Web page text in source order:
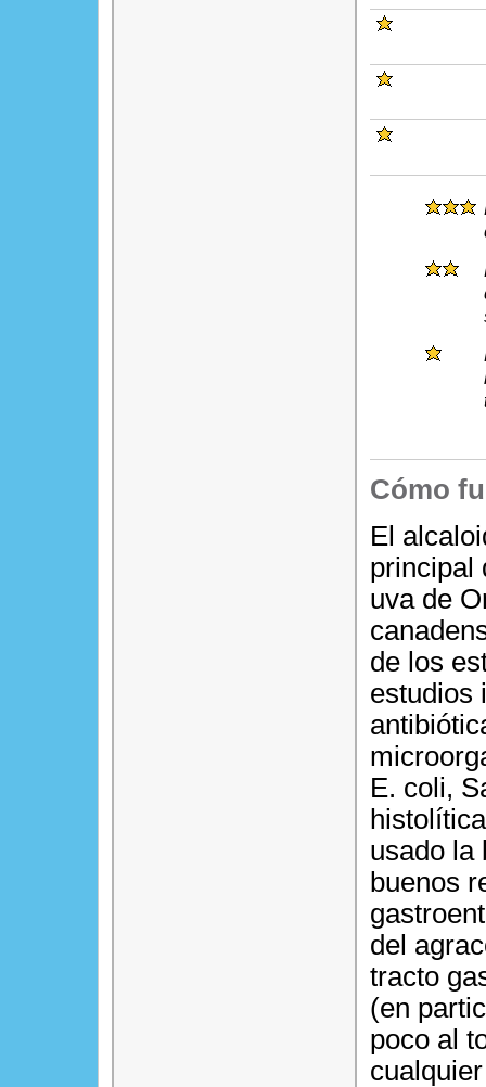
Cómo
El
principal
uva de
de los
estudios
E. coli,
usado la
buenos
del
tracto
(en
poco al